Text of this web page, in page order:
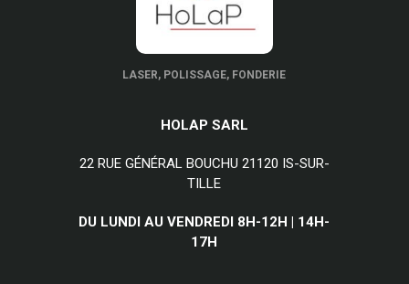
LASER, POLISSAGE, FONDERIE
HOLAP SARL
22 RUE GÉNÉRAL BOUCHU 21120 IS-SUR-
TILLE
DU LUNDI AU VENDREDI 8H-12H | 14H-
17H